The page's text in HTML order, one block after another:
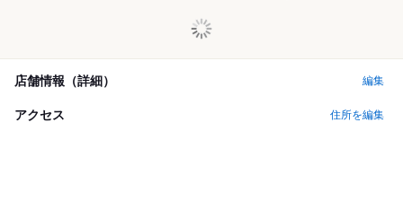
店舗情報（詳細） 編集
アクセス 住所を編集